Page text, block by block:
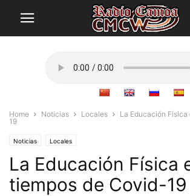
Home Noticias Locales
La Educación
19
Noticias Locales
La Educación Física
tiempos de Covid-19